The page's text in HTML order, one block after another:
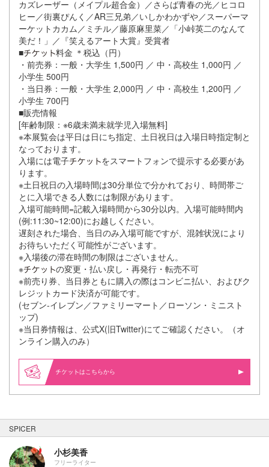
カズレーザー（メイプル超合金）／さらば青春の光／ヒコロ
ヒー／街裏ぴんく／AR三兄弟／いしかわかずや／スーパーマ
ーケットカカム／ミチル／藤原麻里菜／「小峠英二のなんて
美だ！」／『笑えるアート大賞』受賞者
■
料金 ＊税込（円）
・前売券：一般・大学生 1,500円 ／ 中・高校生 1,000円 ／
小学生 500円
・当日券：一般・大学生 2,000円 ／ 中・高校生 1,200円 ／
小学生 700円
■販売情報
[年齢制限：※6歳未満未就学児入場無料]
※本展覧会は平日は日にち指定、土日祝日は入場日時指定制と
なっております。
入場には電子
をスマートフォンで提示する必要があ
ります。
※土日祝日の入場時間は30分単位で分かれており、時間帯ご
とに入場できる人数には制限があります。
入場可能時間=記載入場時間から30分以内。入場可能時間内
(例:11:30~12:00)にお越しください。
遅刻された場合、当日のみ入場可能ですが、混雑状況により
お待ちいただく可能性がございます。
※入場後の滞在時間の制限はございません。
※
の変更・払い戻し・再発行・転売不可
※前売り券、当日券ともに購入の際はコンビニ払い、およびク
レジットカード決済が可能です。
(セブン-イレブン／ファミリーマート／ローソン・ミニスト
ップ)
※当日券情報は、公式X(旧Twitter)にてご確認ください。（オ
ンライン購入のみ）
はこちらから
SPICER
小杉美香
フリーライター